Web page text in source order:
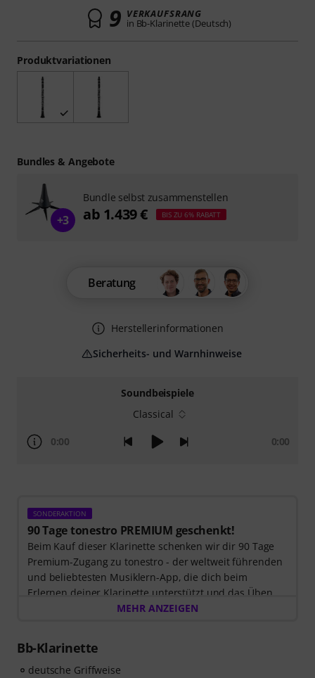
Soundbeispiele
Classical
0:00 0:00
SONDERAKTION
90 Tage tonestro PREMIUM geschenkt!
Beim Kauf dieser Klarinette schenken wir dir 90 Tage
Premium-Zugang zu tonestro - der weltweit führenden
und beliebtesten Musiklern-App, die dich beim
Erlernen deiner Klarinette unterstützt und das Üben
zum Vergnügen wird. Entdecke die Welt der Musik mit
270 zielgerichteten Übungen
Das interaktive Live-Feedback von tonestro hört dir
MEHR ANZEIGEN
Bb-Klarinette
deutsche Griffweise
Produktvariationen
9 VERKAUFSRANG
in Bb-Klarinette (Deutsch)
Beratung
Herstellerinformationen
Sicherheits- und Warnhinweise
Bundles & Angebote
+3
Bundle selbst zusammenstellen
ab 1.439 € BIS ZU 6% RABATT